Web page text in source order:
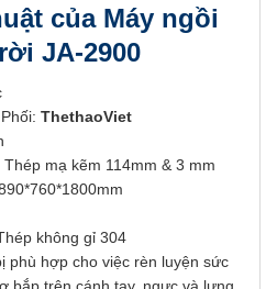
của Máy ngồi
JA-2900
ThethaoViet
mạ kẽm 114mm & 3 mm
không gỉ 304
phù hợp cho việc rèn luyện sức